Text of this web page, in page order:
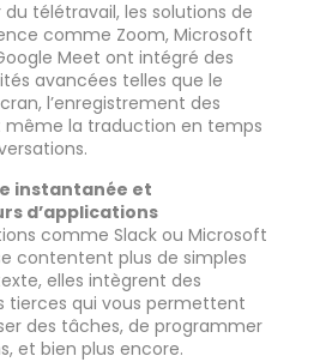
du télétravail, les solutions de
comme Zoom, Microsoft
Meet ont intégré des
avancées telles que le
l’enregistrement des
même la traduction en temps
instantanée et
d’applications
comme Slack ou Microsoft
contentent plus de simples
elles intègrent des
tierces qui vous permettent
des tâches, de programmer
et bien plus encore.